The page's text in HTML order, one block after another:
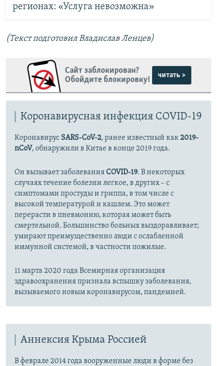
регионах: «Услуга невозможна»
(Текст подготовил Владислав Ленцев)
Сайт заблокирован?
Обойдите блокировку!
читать >
Коронавирусная инфекция COVID-19
Коронавирус SARS-CoV-2, ранее известный как2019-
nCoV, обнаружили в Китае в конце 2019 года.
Он вызывает заболеванияCOVID-19. В некоторых
случаях течение болезни легкое, в других – с
симптомами простуды и гриппа, в том числе с
высокой температурой и кашлем. Это может
перерасти в пневмонию, которая может быть
смертельной. Большинство больных выздоравливает;
умирают преимущественно люди с ослабленной
иммунной системой, в частности пожилые.
11 марта 2020 года Всемирная организация
здравоохранения признала вспышку заболевания,
вызываемого новым коронавирусом, пандемией.
Аннексия Крыма Россией
В феврале 2014 года вооруженные люди в форме без